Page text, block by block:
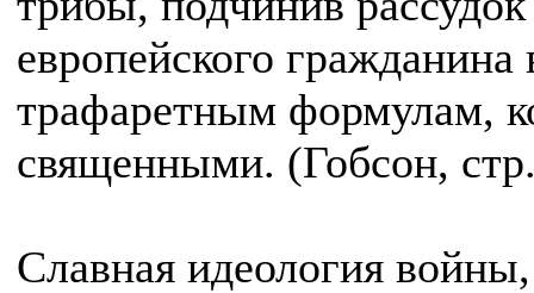
европейского
трафаретным формулам,
священными. (Гобсон,
Славная идеология